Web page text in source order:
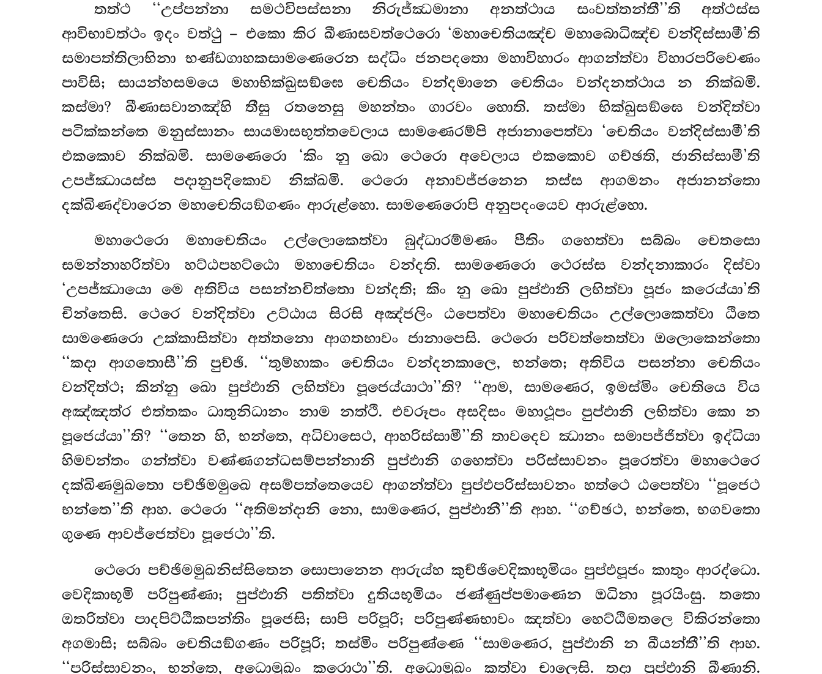
තත්ථ ‘‘උප්පන්නා සමථවිපස්සනා නිරුජ්ඣමානා අනත්ථාය සංවත්තන්තී’’ති අත්ථස්ස
ආවිභාවත්ථං ඉදං වත්ථු – එකො කිර ඛීණාසවත්ථෙරො ‘මහාචෙතියඤ්ච මහාබොධිඤ්ච වන්දිස්සාමී’ති
සමාපත්තිලාභිනා භණ්ඩගාහකසාමණෙරෙන සද්ධිං ජනපදතො මහාවිහාරං ආගන්ත්වා විහාරපරිවෙණං
පාවිසි; සායන්හසමයෙ මහාභික්ඛුසඞ්ඝෙ චෙතියං වන්දමානෙ චෙතියං වන්දනත්ථාය න නික්ඛමි.
කස්මා? ඛීණාසවානඤ්හි තීසු රතනෙසු මහන්තං ගාරවං හොති. තස්මා භික්ඛුසඞ්ඝෙ වන්දිත්වා
පටික්කන්තෙ මනුස්සානං සායමාසභුත්තවෙලාය සාමණෙරම්පි අජානාපෙත්වා ‘චෙතියං වන්දිස්සාමී’ති
එකකොව නික්ඛමි. සාමණෙරො ‘කිං නු ඛො ථෙරො අවෙලාය එකකොව ගච්ඡති, ජානිස්සාමී’ති
උපජ්ඣායස්ස පදානුපදිකොව නික්ඛමි. ථෙරො අනාවජ්ජනෙන තස්ස ආගමනං අජානන්තො
දක්ඛිණද්වාරෙන මහාචෙතියඞ්ගණං ආරුළ්හො. සාමණෙරොපි අනුපදංයෙව ආරුළ්හො.
මහාථෙරොමහාචෙතියං උල්ලොකෙත්වා බුද්ධාරම්මණං පීතිං ගහෙත්වා සබ්බං චෙතසො
සමන්නාහරිත්වා හට්ඨපහට්ඨො මහාචෙතියං වන්දති. සාමණෙරො ථෙරස්ස වන්දනාකාරං දිස්වා
‘උපජ්ඣායො මෙ අතිවිය පසන්නචිත්තො වන්දති; කිං නු ඛො පුප්ඵානි ලභිත්වා පූජං කරෙය්යා’ති
චින්තෙසි. ථෙරෙ වන්දිත්වා උට්ඨාය සිරසි අඤ්ජලිං ඨපෙත්වා මහාචෙතියං උල්ලොකෙත්වා ඨිතෙ
සාමණෙරො උක්කාසිත්වා අත්තනො ආගතභාවං ජානාපෙසි. ථෙරො පරිවත්තෙත්වා ඔලොකෙන්තො
‘‘කදා ආගතොසී’’ති පුච්ඡි. ‘‘තුම්හාකං චෙතියං වන්දනකාලෙ, භන්තෙ; අතිවිය පසන්නා චෙතියං
වන්දිත්ථ; කින්නු ඛො පුප්ඵානි ලභිත්වා පූජෙය්යාථා’’ති? ‘‘ආම, සාමණෙර, ඉමස්මිං චෙතියෙ විය
අඤ්ඤත්ර එත්තකං ධාතුනිධානං නාම නත්ථි. එවරූපං අසදිසං මහාථූපං පුප්ඵානි ලභිත්වා කො න
පූජෙය්යා’’ති? ‘‘තෙන හි, භන්තෙ, අධිවාසෙථ, ආහරිස්සාමී’’ති තාවදෙව ඣානං සමාපජ්ජිත්වා ඉද්ධියා
හිමවන්තං ගන්ත්වා වණ්ණගන්ධසම්පන්නානි පුප්ඵානි ගහෙත්වා පරිස්සාවනං පූරෙත්වා මහාථෙරෙ
දක්ඛිණමුඛතො පච්ඡිමමුඛෙ අසම්පත්තෙයෙව ආගන්ත්වා පුප්ඵපරිස්සාවනං හත්ථෙ ඨපෙත්වා ‘‘පූජෙථ
භන්තෙ’’ති ආහ. ථෙරො ‘‘අතිමන්දානි නො, සාමණෙර, පුප්ඵානී’’ති ආහ. ‘‘ගච්ඡථ, භන්තෙ, භගවතො
ගුණෙ ආවජ්ජෙත්වා පූජෙථා’’ති.
ථෙරො පච්ඡිමමුඛනිස්සිතෙන සොපානෙන ආරුය්හ කුච්ඡිවෙදිකාභූමියං පුප්ඵපූජං කාතුං ආරද්ධො.
වෙදිකාභූමි පරිපුණ්ණා; පුප්ඵානි පතිත්වා දුතියභූමියං ජණ්ණුප්පමාණෙන ඔධිනා පූරයිංසු. තතො
ඔතරිත්වා පාදපිට්ඨිකපන්තිං පූජෙසි; සාපි පරිපූරි; පරිපුණ්ණභාවං ඤත්වා හෙට්ඨිමතලෙ විකිරන්තො
අගමාසි; සබ්බං චෙතියඞ්ගණං පරිපූරි; තස්මිං පරිපුණ්ණෙ ‘‘සාමණෙර, පුප්ඵානි න ඛීයන්තී’’ති ආහ.
‘‘පරිස්සාවනං, භන්තෙ, අධොමුඛං කරොථා’’ති. අධොමුඛං කත්වා චාලෙසි. තදා පුප්ඵානි ඛීණානි.